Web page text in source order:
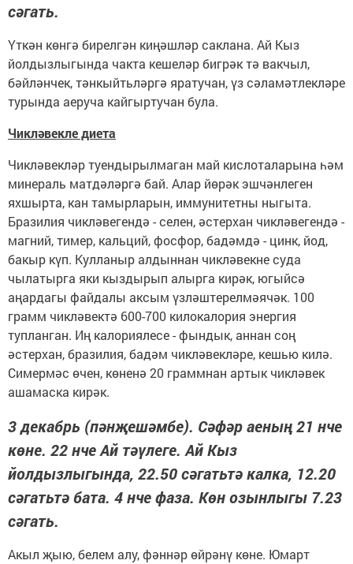
сәгать.
Үткән көнгә бирелгән киңәшләр сак­лана. Ай Кыз
йолдызлыгында чакта кешеләр бигрәк тә вакчыл,
бәйләнчек, тәнкыйтьләргә яратучан, үз сәламәтлекләре
турында аеруча кайгыртучан була.
Чикләвекле диета
Чикләвекләр туендырылмаган май кислоталарына һәм
минераль матдәләргә бай. Алар йөрәк эшчәнлеген
яхшырта, кан тамырларын, иммунитетны ныгыта.
Бразилия чикләвегендә - селен, әстерхан чикләвегендә -
магний, тимер, кальций, фосфор, бадәмдә - цинк, йод,
бакыр күп. Кулланыр алдыннан чикләвекне суда
чылатырга яки кыздырып алырга кирәк, югыйсә
аңардагы файдалы аксым үзләштерелмәячәк. 100
грамм чикләвектә 600-700 килокалория энергия
тупланган. Иң калориялесе - фындык, аннан соң
әстерхан, бразилия, бадәм чикләвекләре, кешью килә.
Симермәс өчен, көненә 20 граммнан артык чикләвек
ашамаска кирәк.
3 декабрь (пәнҗешәмбе). Сәфәр аеның 21 нче
көне. 22 нче Ай тәүлеге. Ай Кыз
йолдызлыгында, 22.50 сәгатьтә калка, 12.20
сәгатьтә бата. 4 нче фаза. Көн озынлыгы 7.23
сәгать.
Акыл җыю, белем алу, фәннәр өйрәнү көне. Юмарт